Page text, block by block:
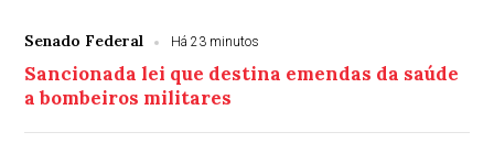
Senado Federal Há 23 minutos
Sancionada lei que destina emendas da saúde
a bombeiros militares